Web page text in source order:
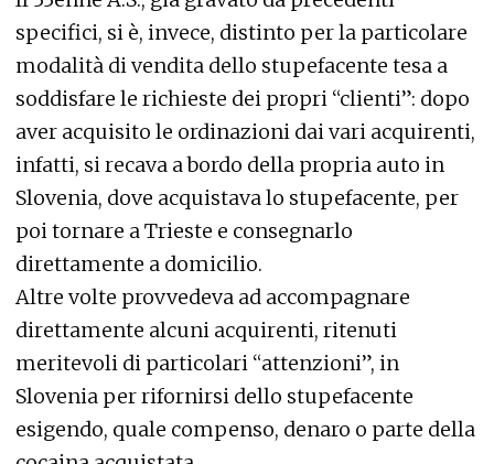
specifici, si è, invece, distinto per la particolare
modalità di vendita dello stupefacente tesa a
soddisfare le richieste dei propri “clienti”: dopo
aver acquisito le ordinazioni dai vari acquirenti,
infatti, si recava a bordo della propria auto in
Slovenia, dove acquistava lo stupefacente, per
poi tornare a Trieste e consegnarlo
direttamente a domicilio.
Altre volte provvedeva ad accompagnare
direttamente alcuni acquirenti, ritenuti
meritevoli di particolari “attenzioni”, in
Slovenia per rifornirsi dello stupefacente
esigendo, quale compenso, denaro o parte della